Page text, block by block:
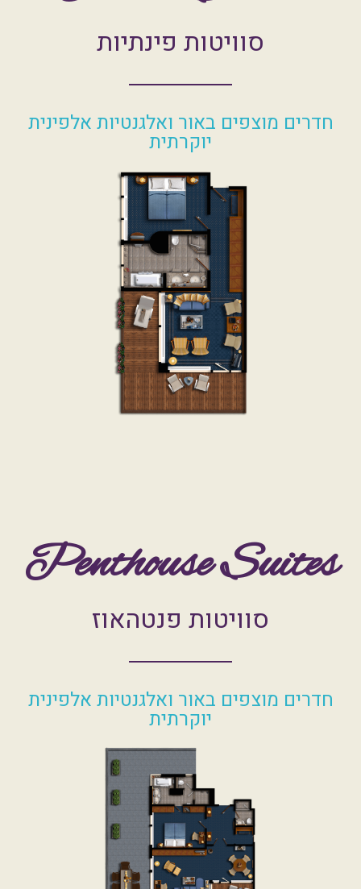
חדרים מוצפים באור ואלגנטיות אלפינית
יוקרתית
סוויטות פנטהאוז
חדרים מוצפים באור ואלגנטיות אלפינית
יוקרתית